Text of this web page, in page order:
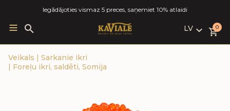
Iegādājoties vismaz 5 preces, saņemiet 10% atlaidi
Search
for:
LV
LV
0
Veikals | Sarkanie ikri
| Foreļu ikri, saldēti, Somija